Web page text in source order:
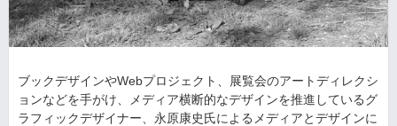
ブックデザインやWebプロジェクト、展覧会のアートディレクシ
ョンなどを手がけ、メディア横断的なデザインを推進しているグ
ラフィックデザイナー、永原康史氏によるメディアとデザインに